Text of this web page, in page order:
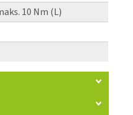
10 Nm (L)